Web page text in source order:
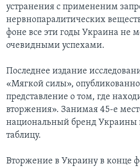
устранения с примененим
нервнопаралитических
фоне все эти годы Украина не
очевидными успехами.
Последнее издание
«Мягкой силы»,
представление о том, где
вторжения». Занимая 45-е
национальный бренд Украины
таблицу.
Вторжение в Украину в конце